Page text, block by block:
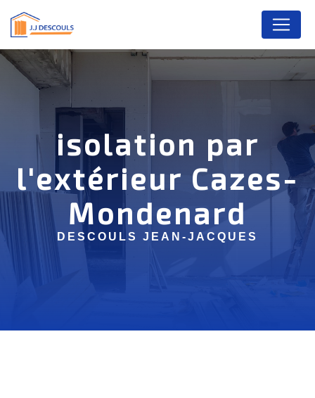
isolation par
l'extérieur Cazes-
Mondenard
DESCOULS JEAN-JACQUES
Panneau de gestion des cookies